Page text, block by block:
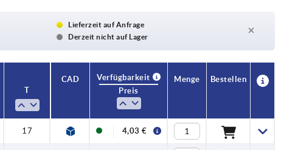
Lieferzeit auf Anfrage
Derzeit nicht auf Lager
T
CAD
Verfügbarkeit
Preis
Menge Bestellen
17 4,03 €